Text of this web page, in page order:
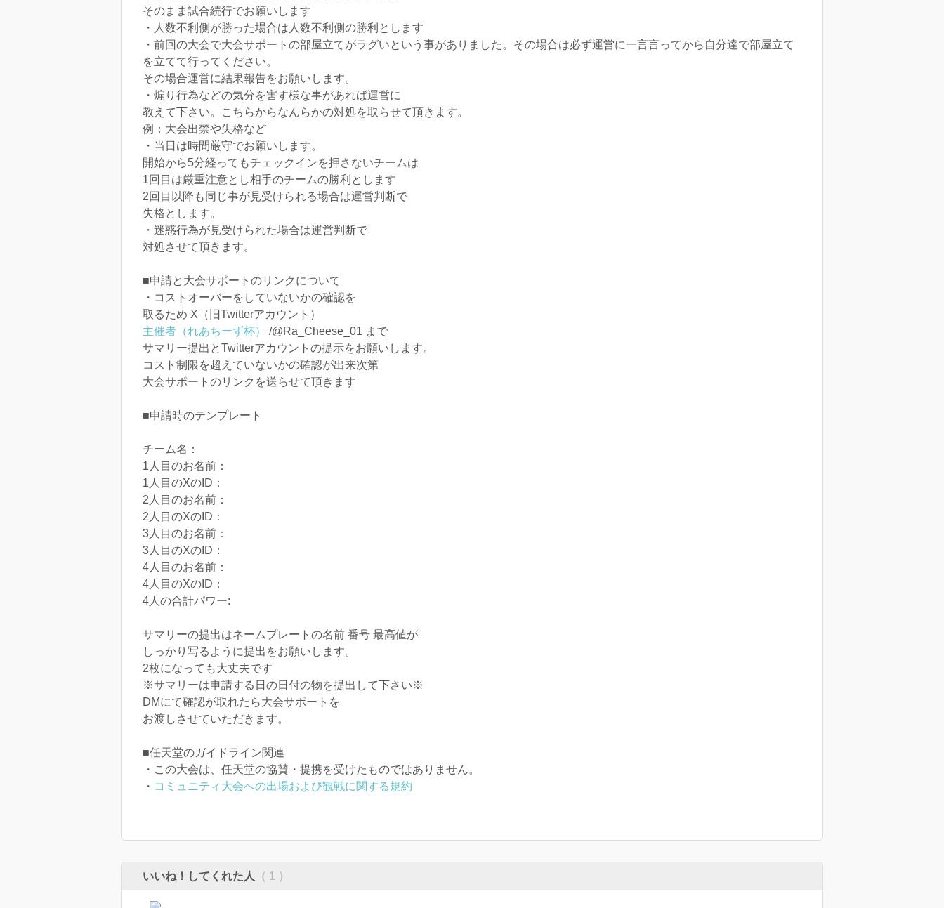
そのまま試合続行でお願いします
・人数不利側が勝った場合は人数不利側の勝利とします
・前回の大会で大会サポートの部屋立てがラグいという事がありました。その場合は必ず運営に一言言ってから自分達で部屋立て
を立てて行ってください。
その場合運営に結果報告をお願いします。
・煽り行為などの気分を害す様な事があれば運営に
教えて下さい。こちらからなんらかの対処を取らせて頂きます。
例：大会出禁や失格など
・当日は時間厳守でお願いします。
開始から5分経ってもチェックインを押さないチームは
1回目は厳重注意とし相手のチームの勝利とします
2回目以降も同じ事が見受けられる場合は運営判断で
失格とします。
・迷惑行為が見受けられた場合は運営判断で
対処させて頂きます。
■申請と大会サポートのリンクについて
・コストオーバーをしていないかの確認を
取るため X（旧Twitterアカウント）
主催者（れあちーず杯）
/@Ra_Cheese_01 まで
サマリー提出とTwitterアカウントの提示をお願いします。
コスト制限を超えていないかの確認が出来次第
大会サポートのリンクを送らせて頂きます
■申請時のテンプレート
チーム名：
1人目のお名前：
1人目のXのID：
2人目のお名前：
2人目のXのID：
3人目のお名前：
3人目のXのID：
4人目のお名前：
4人目のXのID：
4人の合計パワー:
サマリーの提出はネームプレートの名前 番号 最高値が
しっかり写るように提出をお願いします。
2枚になっても大丈夫です
※サマリーは申請する日の日付の物を提出して下さい※
DMにて確認が取れたら大会サポートを
お渡しさせていただきます。
■任天堂のガイドライン関連
・この大会は、任天堂の協賛・提携を受けたものではありません。
・ コミュニティ大会への出場および観戦に関する規約
いいね！してくれた人 （ 1 ）